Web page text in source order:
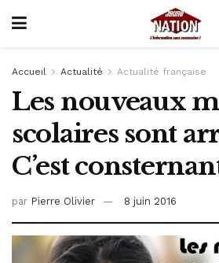
Accueil Actualité Actualité française
Les nouveaux
scolaires sont
C’est
par Pierre Olivier 8 juin 2016